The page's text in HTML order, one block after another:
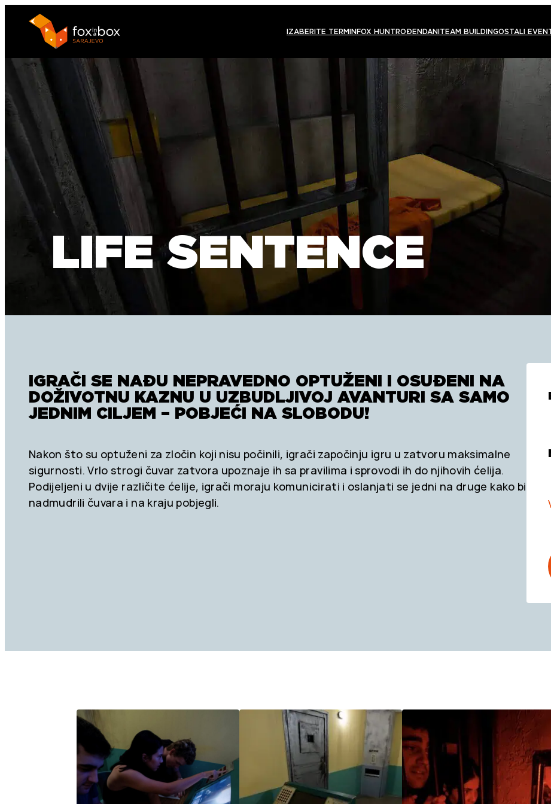
IZABERITE TERMINFOX HUNTROĐENDANITEAM BUILDINGOSTALI
LIFE SENTENCE
IGRAČI SE NAĐU NEPRAVEDNO OPTUŽENI I OSUĐENI NA
DOŽIVOTNU KAZNU U UZBUDLJIVOJ AVANTURI SA SAMO
JEDNIM CILJEM – POBJEĆI NA SLOBODU!
Nakon što su optuženi za zločin koji nisu počinili, igrači započinju igru u zatvoru maksimalne
sigurnosti. Vrlo strogi čuvar zatvora upoznaje ih sa pravilima i sprovodi ih do njihovih ćelija.
Podijeljeni u dvije različite ćelije, igrači moraju komunicirati i oslanjati se jedni na druge kako bi
nadmudrili čuvara i na kraju pobjegli.